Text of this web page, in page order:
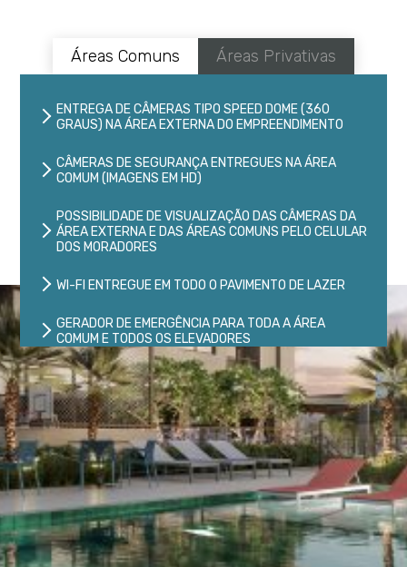
Áreas Comuns Áreas Privativas
ENTREGA DE CÂMERAS TIPO SPEED DOME (360
GRAUS) NA ÁREA EXTERNA DO EMPREENDIMENTO
CÂMERAS DE SEGURANÇA ENTREGUES NA ÁREA
COMUM (IMAGENS EM HD)
POSSIBILIDADE DE VISUALIZAÇÃO DAS CÂMERAS DA
ÁREA EXTERNA E DAS ÁREAS COMUNS PELO CELULAR
DOS MORADORES
WI-FI ENTREGUE EM TODO O PAVIMENTO DE LAZER
GERADOR DE EMERGÊNCIA PARA TODA A ÁREA
COMUM E TODOS OS ELEVADORES
GUARITA COM VIDRO BLINDADO
SAUNA E DESCANSO SAUNA
PISCINAS COBERTA E DESCOBERTA CLIMATIZADAS,
COM TRATAMENTO EM OZÔNIO
AMBIENTES DO LAZER ENTREGUES EQUIPADOS,
CLIMATIZADOS E DECORADOS/MOBILIADOS
CONFORME MATERIAL PUBLICITÁRIO